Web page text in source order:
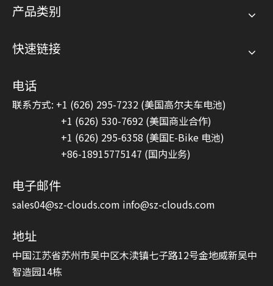
产品类别
快速链接
电话
联系方式: +1 (626) 295-7232 (美国高尔夫车电池)
+1 (626) 530-7692 (美国商业合作)
+1 (626) 295-6358 (美国E-Bike 电池)
+86-18915775147 (国内业务)
电子邮件
sales04@sz-clouds.com info@sz-clouds.com
地址
中国江苏省苏州市吴中区木渎镇七子路12号金地威新吴中
智造园14栋